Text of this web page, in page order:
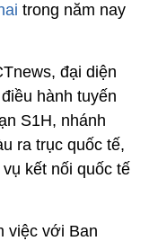
trong năm nay
đại diện
hành tuyến
S1H, nhánh
ra trục quốc tế,
kết nối quốc tế
việc với Ban